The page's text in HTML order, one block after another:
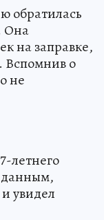
обратилась
Она
на заправке,
о
не
летнего
увидел